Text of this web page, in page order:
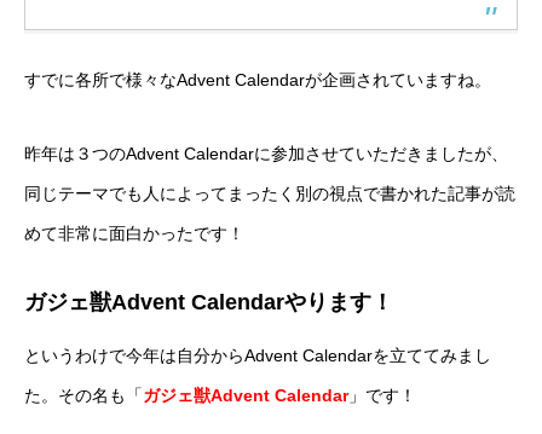
すでに各所で様々なAdvent Calendarが企画されていますね。
昨年は３つのAdvent Calendarに参加させていただきましたが、
同じテーマでも人によってまったく別の視点で書かれた記事が読
めて非常に面白かったです！
ガジェ獣Advent Calendarやります！
というわけで今年は自分からAdvent Calendarを立ててみまし
た。その名も「ガジェ獣Advent Calendar」です！